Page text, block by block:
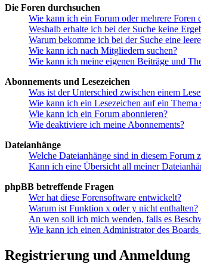
Die Foren durchsuchen
Wie kann ich ein Forum oder mehrere Foren
Weshalb erhalte ich bei der Suche keine
Warum bekomme ich bei der Suche eine
Wie kann ich nach Mitgliedern suchen?
Wie kann ich meine eigenen Beiträge und
Abonnements und Lesezeichen
Was ist der Unterschied zwischen einem
Wie kann ich ein Lesezeichen auf ein Thema
Wie kann ich ein Forum abonnieren?
Wie deaktiviere ich meine Abonnements?
Dateianhänge
Welche Dateianhänge sind in diesem Forum
Kann ich eine Übersicht all meiner
phpBB betreffende Fragen
Wer hat diese Forensoftware entwickelt?
Warum ist Funktion x oder y nicht enthalten?
An wen soll ich mich wenden, falls es
Wie kann ich einen Administrator des
Registrierung und Anmeldung